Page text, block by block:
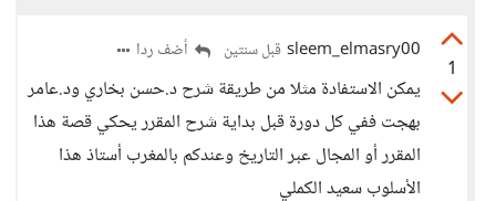
1
sleem_elmasry00 قبل سنتين أضف ردا
يمكن الاستفادة مثلا من طريقة شرح د.حسن بخاري ود.عامر
بهجت ففي كل دورة قبل بداية شرح المقرر يحكي قصة هذا
المقرر أو المجال عبر التاريخ وعندكم بالمغرب أستاذ هذا
الأسلوب سعيد الكملي